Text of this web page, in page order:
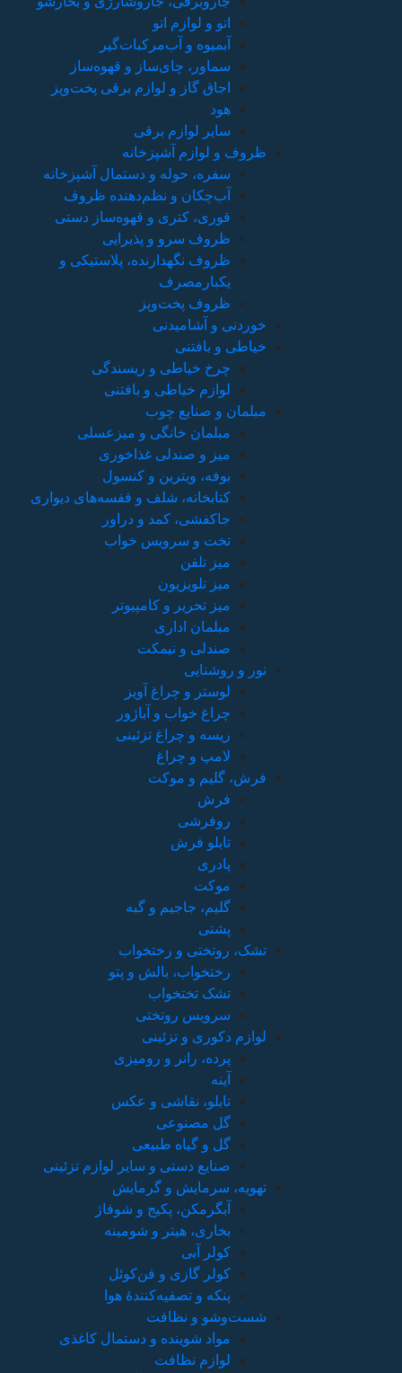
اتو و لوازم اتو
آبمیوه و آب‌مرکبات‌گیر
سماور، چای‌ساز و قهوه‌ساز
اجاق گاز و لوازم برقی پخت‌وپز
هود
سایر لوازم برقی
ظروف و لوازم آشپزخانه
سفره، حوله و دستمال آشپزخانه
آب‌چکان و نظم‌دهنده ظروف
قوری، کتری و قهوه‌ساز دستی
ظروف سرو و پذیرایی
ظروف نگهدارنده، پلاستیکی و
یکبارمصرف
ظروف پخت‌وپز
خوردنی و آشامیدنی
خیاطی و بافتنی
چرخ خیاطی و ریسندگی
لوازم خیاطی و بافتنی
مبلمان و صنایع چوب
مبلمان خانگی و میزعسلی
میز و صندلی غذاخوری
بوفه، ویترین و کنسول
کتابخانه، شلف و قفسه‌های دیواری
جاکفشی، کمد و دراور
تخت و سرویس خواب
میز تلفن
میز تلویزیون
میز تحریر و کامپیوتر
مبلمان اداری
صندلی و نیمکت
نور و روشنایی
لوستر و چراغ آویز
چراغ خواب و آباژور
ریسه و چراغ تزئینی
لامپ و چراغ
فرش، گلیم و موکت
فرش
روفرشی
تابلو فرش
پادری
موکت
گلیم، جاجیم و گبه
پشتی
تشک، روتختی و رختخواب
رختخواب، بالش و پتو
تشک تختخواب
سرویس روتختی
لوازم دکوری و تزئینی
پرده، رانر و رومیزی
آینه
تابلو، نقاشی و عکس
گل مصنوعی
گل و گیاه طبیعی
صنایع دستی و سایر لوازم تزئینی
تهویه، سرمایش و گرمایش
آبگرمکن، پکیج و شوفاژ
بخاری، هیتر و شومینه
کولر آبی
کولر گازی و فن‌کوئل
پنکه و تصفیه‌کنندهٔ هوا
شست‌وشو و نظافت
مواد شوینده و دستمال کاغذی
لوازم نظافت